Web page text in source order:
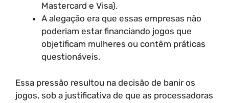
Mastercard e Visa).
A alegação era que essas empresas não
poderiam estar financiando jogos que
objetificam mulheres ou contêm práticas
questionáveis.
Essa pressão resultou na decisão de banir os
jogos, sob a justificativa de que as processadoras